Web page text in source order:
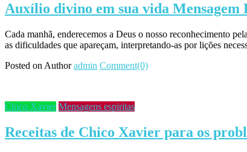
Auxílio divino em sua vida
Cada manhã, enderecemos a Deus o nosso reconhecimento
as dificuldades que apareçam, interpretando-as por lições
Posted on Author admin Comment(0)
Chico Xavier Mensagens espiritas
Receitas de Chico Xavier para os